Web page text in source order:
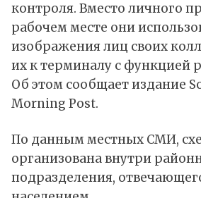
контроля. Вместо личного
рабочем месте они
изображения лиц своих
их к терминалу с функцией
Об этом сообщаетиздание
Morning Post.
По данным местных СМИ,
организована внутри
подразделения,